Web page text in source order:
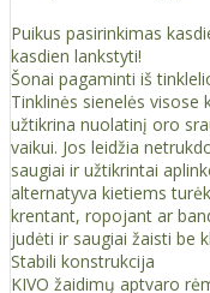
Puikus pasirinkimas
kasdien lankstyti!
Šonai pagaminti iš
Tinklinės sienelės visose
užtikrina nuolatinį oro
vaikui. Jos leidžia
saugiai ir užtikrintai
alternatyva kietiems
krentant, ropojant ar
judėti ir saugiai žaisti be
Stabili konstrukcija
KIVO žaidimų aptvaro